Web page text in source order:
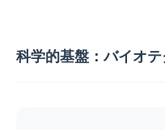
科学的基盤：バイオ